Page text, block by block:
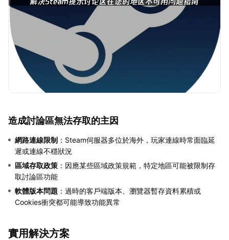
造成討論區無法存取的主因
網路連線限制 ：Steam伺服器多位於海外，玩家連線時常面臨延
遲或連線不穩狀況
區域存取政策 ：因應某些區域政策規範，特定地區可能被限制存
取討論區功能
軟體版本問題 ：過時的客戶端版本、瀏覽器暫存資料累積或
Cookies衝突都可能導致功能異常
實用解決方案